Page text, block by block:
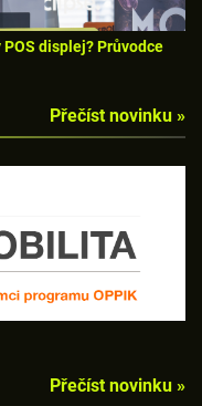
displej? Průvodce
Přečíst novinku »
Přečíst novinku »